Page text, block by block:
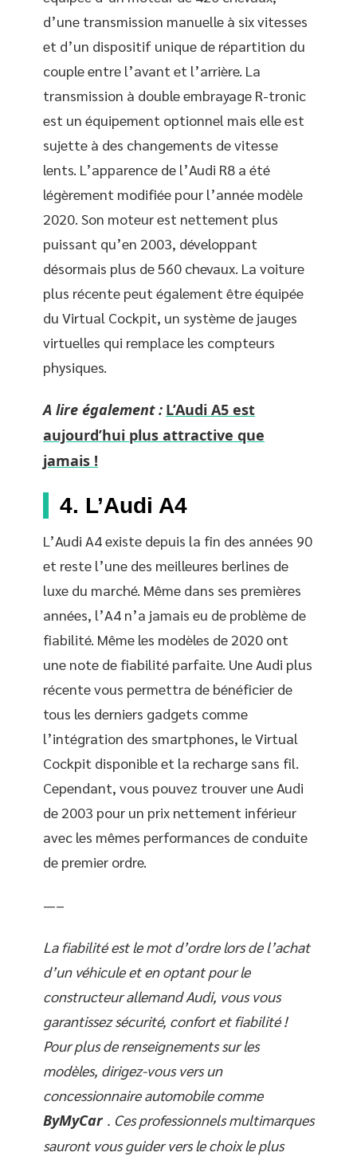
d’une transmission manuelle à six vitesses
et d’un dispositif unique de répartition du
couple entre l’avant et l’arrière. La
transmission à double embrayage R-tronic
est un équipement optionnel mais elle est
sujette à des changements de vitesse
lents. L’apparence de l’Audi R8 a été
légèrement modifiée pour l’année modèle
2020. Son moteur est nettement plus
puissant qu’en 2003, développant
désormais plus de 560 chevaux. La voiture
plus récente peut également être équipée
du Virtual Cockpit, un système de jauges
virtuelles qui remplace les compteurs
physiques.
A lire également : L’Audi A5 est
aujourd’hui plus attractive que
jamais !
4. L’Audi A4
L’Audi A4 existe depuis la fin des années 90
et reste l’une des meilleures berlines de
luxe du marché. Même dans ses premières
années, l’A4 n’a jamais eu de problème de
fiabilité. Même les modèles de 2020 ont
une note de fiabilité parfaite. Une Audi plus
récente vous permettra de bénéficier de
tous les derniers gadgets comme
l’intégration des smartphones, le Virtual
Cockpit disponible et la recharge sans fil.
Cependant, vous pouvez trouver une Audi
de 2003 pour un prix nettement inférieur
avec les mêmes performances de conduite
de premier ordre.
—–
La fiabilité est le mot d’ordre lors de l’achat
d’un véhicule et en optant pour le
constructeur allemand Audi, vous vous
garantissez sécurité, confort et fiabilité !
Pour plus de renseignements sur les
modèles, dirigez-vous vers un
concessionnaire automobile comme
ByMyCar . Ces professionnels multimarques
sauront vous guider vers le choix le plus